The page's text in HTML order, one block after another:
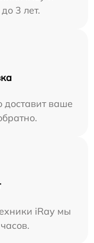
3 лет.
ваше
iRay мы